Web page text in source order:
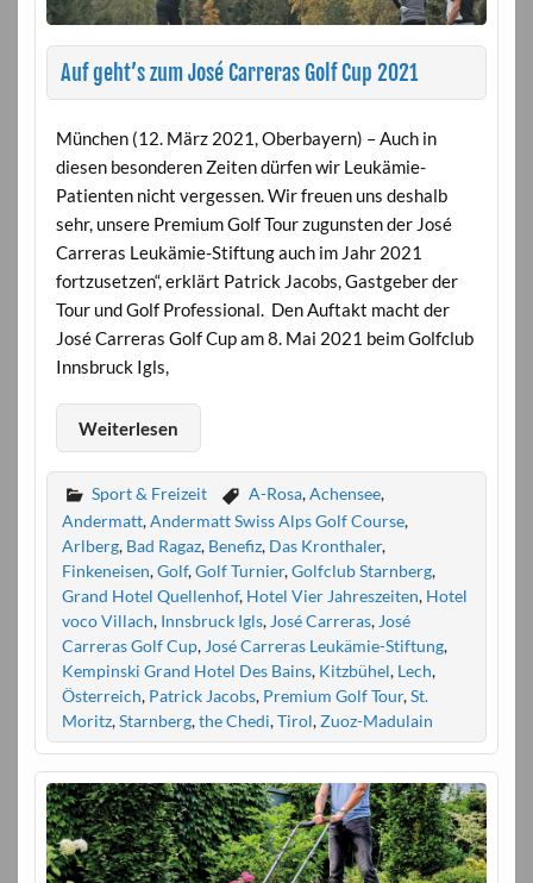
Auf geht’s zum José Carreras Golf Cup 2021
München (12. März 2021, Oberbayern) – Auch in
diesen besonderen Zeiten dürfen wir Leukämie-
Patienten nicht vergessen. Wir freuen uns deshalb
sehr, unsere Premium Golf Tour zugunsten der José
Carreras Leukämie-Stiftung auch im Jahr 2021
fortzusetzen“, erklärt Patrick Jacobs, Gastgeber der
Tour und Golf Professional. Den Auftakt macht der
José Carreras Golf Cup am 8. Mai 2021 beim Golfclub
Innsbruck Igls,
Weiterlesen
Sport & Freizeit A-Rosa,Achensee,
Andermatt,Andermatt Swiss Alps Golf Course,
Arlberg, Bad Ragaz, Benefiz, Das Kronthaler,
Finkeneisen,Golf,Golf Turnier,Golfclub Starnberg,
Grand Hotel Quellenhof, Hotel Vier Jahreszeiten, Hotel
voco Villach, Innsbruck Igls, José Carreras, José
Carreras Golf Cup, José Carreras Leukämie-Stiftung,
Kempinski Grand Hotel Des Bains, Kitzbühel, Lech,
Österreich, Patrick Jacobs, Premium Golf Tour,St.
Moritz,Starnberg,the Chedi,Tirol,Zuoz-Madulain